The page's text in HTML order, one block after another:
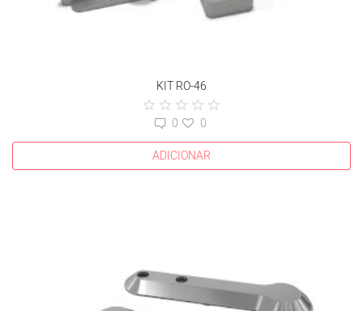
KIT RO-46
0
0
ADICIONAR